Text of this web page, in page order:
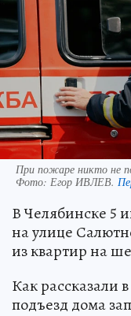
При пожаре никто не
Фото: Егор ИВЛЕВ.
В Челябинске 5
на улице
из квартир на
Как рассказали
подъезд дома